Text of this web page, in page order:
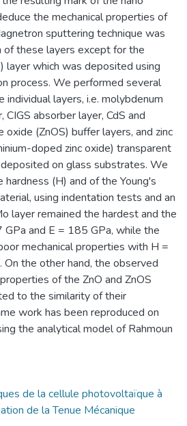
the mechanical properties of
sputtering technique was
these layers except for the
layer which was deposited using
process. We performed several
layers, i.e. molybdenum
absorber layer, CdS and
oxide (ZnOS) buffer layers, and zinc
doped zinc oxide) transparent
on glass substrates. We
(H) and of the Young's
using indentation tests and an
layer remained the hardest and the
and E = 185 GPa, while the
mechanical properties with H =
On the other hand, the observed
of the ZnO and ZnOS
to the similarity of their
work has been reproduced on
the analytical model of Rahmoun
de la cellule photovoltaïque à
de la Tenue Mécanique